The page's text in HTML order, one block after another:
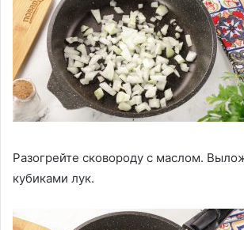
Разогрейте сковороду с маслом.
кубиками лук.